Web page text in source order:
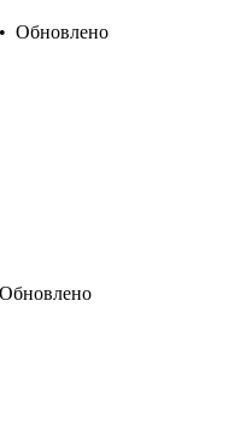
• Обновлено
Обновлено